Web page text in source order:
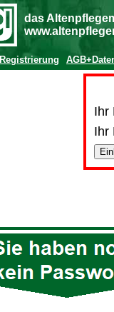
das
Registrierung
Ihr
Ihr